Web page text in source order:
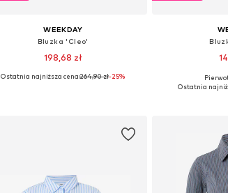
WEEKDAY
Bluzka 'Cleo'
198,68 zł
Dostępne rozmiary: XS, S, M, L
Ostatnia najniższa cena:264,90 zł-25%
Dostępne
Ostatnia